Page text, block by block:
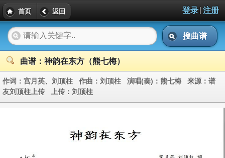
首页 返回 登录| 注册
搜曲谱
曲谱：神韵在东方（熊七梅）
作词： 宫月英、刘顶柱 作曲： 刘顶柱 演唱(奏)： 熊七梅 来源： 谱
友刘顶柱上传 上传： 刘顶柱